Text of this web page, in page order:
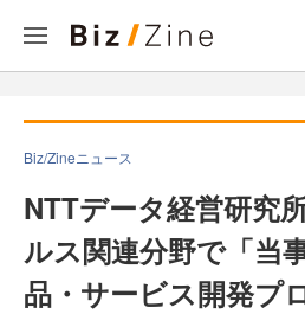
Biz/Zineニュース
NTTデータ経営研究
ルス関連分野で「当
品・サービス開発プ